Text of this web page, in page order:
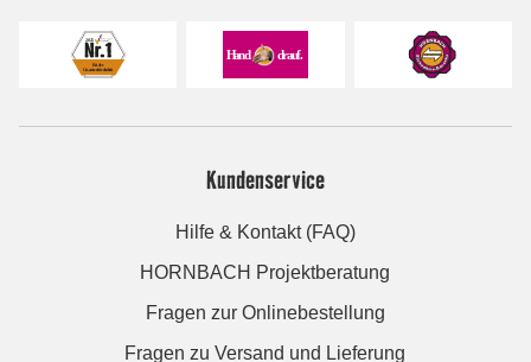
Kundenservice
Hilfe & Kontakt (FAQ)
HORNBACH Projektberatung
Fragen zur Onlinebestellung
Fragen zu Versand und Lieferung